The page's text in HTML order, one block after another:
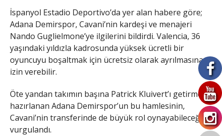
İspanyol Estadio Deportivo’da yer alan habere göre;
Adana Demirspor, Cavani’nin kardeşi ve menajeri
Nando Guglielmone’ye ilgilerini bildirdi. Valencia, 36
yaşındaki yıldızla kadrosunda yüksek ücretli bir
oyuncuyu boşaltmak için ücretsiz olarak ayrılmasına
izin verebilir.
Öte yandan takımın başına Patrick Kluivert’ı getirmeye
hazırlanan Adana Demirspor’un bu hamlesinin,
Cavani’nin transferinde de büyük rol oynayabileceği
vurgulandı.